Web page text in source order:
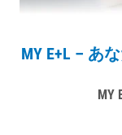
MY E+L – あ
MY